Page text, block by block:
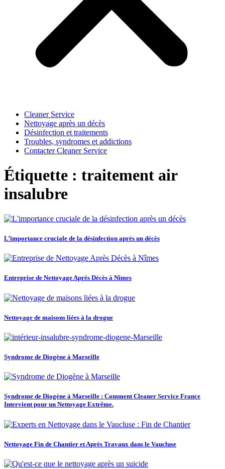
Cleaner Service
Nettoyage après un décès
Désinfection et traitements
Troubles, syndromes et addictions
Contacter Cleaner Service
Étiquette : traitement air
insalubre
L’importance cruciale de la désinfection après un décès
Entreprise de Nettoyage Après Décès à Nîmes
Nettoyage de maisons liées à la drogue
Syndrome de Diogène à Marseille
Syndrome de Diogène à Marseille : Comment Cleaner Service France
Intervient pour un Nettoyage Extrême.
Nettoyage Fin de Chantier et Après Travaux dans le Vaucluse